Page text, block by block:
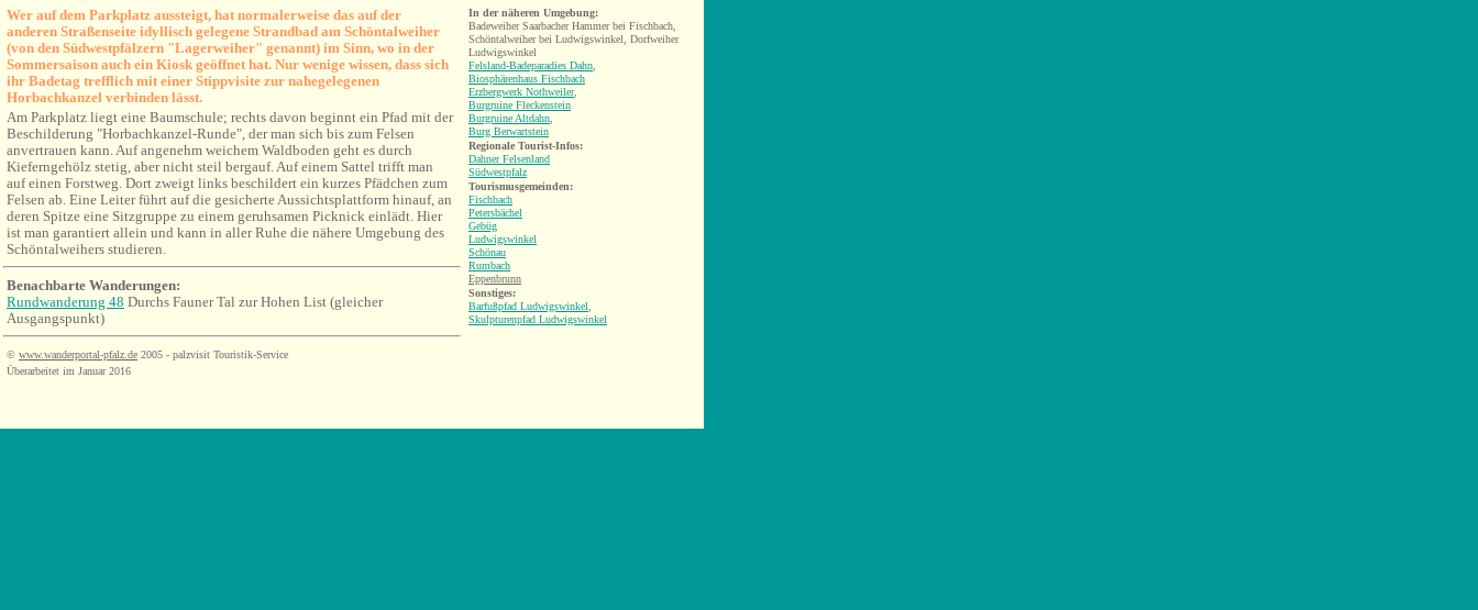
Wer auf dem Parkplatz aussteigt, hat normalerweise das auf der
anderen Straßenseite idyllisch gelegene Strandbad am Schöntalweiher
(von den Südwestpfälzern "Lagerweiher" genannt) im Sinn, wo in der
Sommersaison auch ein Kiosk geöffnet hat. Nur wenige wissen, dass sich
ihr Badetag trefflich mit einer Stippvisite zur nahegelegenen
Horbachkanzel verbinden lässt.
Am Parkplatz liegt eine Baumschule; rechts davon beginnt ein Pfad mit der
Beschilderung "Horbachkanzel-Runde", der man sich bis zum Felsen
anvertrauen kann. Auf angenehm weichem Waldboden geht es durch
Kieferngehölz stetig, aber nicht steil bergauf. Auf einem Sattel trifft man
auf einen Forstweg. Dort zweigt links beschildert ein kurzes Pfädchen zum
Felsen ab. Eine Leiter führt auf die gesicherte Aussichtsplattform hinauf, an
deren Spitze eine Sitzgruppe zu einem geruhsamen Picknick einlädt. Hier
ist man garantiert allein und kann in aller Ruhe die nähere Umgebung des
Schöntalweihers studieren.
Benachbarte Wanderungen:
Rundwanderung 48 Durchs Fauner Tal zur Hohen List (gleicher
Ausgangspunkt)
© www.wanderportal-pfalz.de 2005 - palzvisit Touristik-Service
Überarbeitet im Januar 2016
In der näheren Umgebung:
Badeweiher Saarbacher Hammer bei Fischbach,
Schöntalweiher bei Ludwigswinkel, Dorfweiher
Ludwigswinkel
Felsland-Badeparadies Dahn
Biosphärenhaus Fischbach
Erzbergwerk Nothweiler,
Burgruine Fleckenstein
Burgruine Altdahn
Burg Berwartstein
Regionale Tourist-Infos:
Dahner Felsenland
Südwestpfalz
Tourismusgemeinden:
Fischbach
Petersbächel
Gebüg
Ludwigswinkel
Schönau
Rumbach
Eppenbrunn
Sonstiges:
Barfußpfad Ludwigswinkel
Skulpturenpfad Ludwigswinkel